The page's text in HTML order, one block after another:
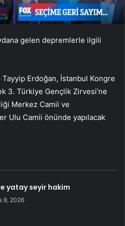
gelen depremlerle ilgili
Erdoğan, İstanbul Kongre
3. Türkiye Gençlik Zirvesi’ne
Merkez Camii ve
Ulu Camii önünde yapılacak
yatay seyir hakim
9, 2026